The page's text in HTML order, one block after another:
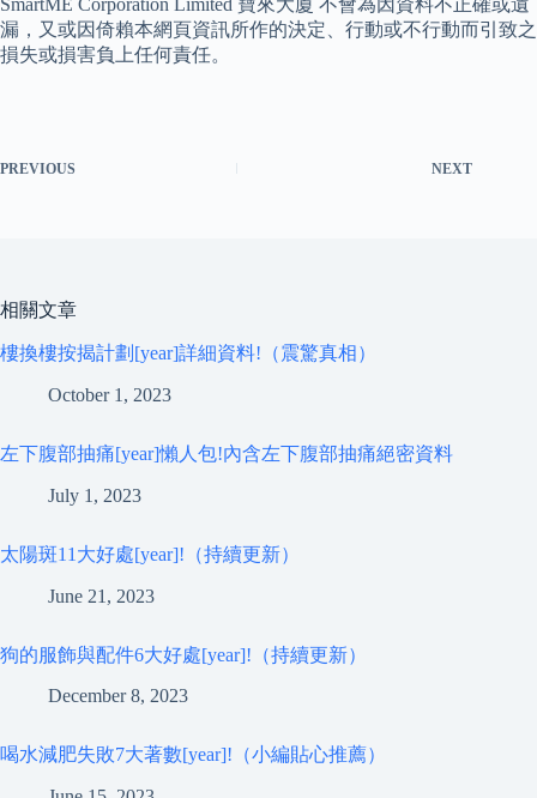
SmartME Corporation Limited 寶來大廈 不會為因資料不正確或遺
漏，又或因倚賴本網頁資訊所作的決定、行動或不行動而引致之
損失或損害負上任何責任。
PREVIOUS NEXT
相關文章
樓換樓按揭計劃[year]詳細資料!（震驚真相）
October 1, 2023
左下腹部抽痛[year]懶人包!內含左下腹部抽痛絕密資料
July 1, 2023
太陽斑11大好處[year]!（持續更新）
June 21, 2023
狗的服飾與配件6大好處[year]!（持續更新）
December 8, 2023
喝水減肥失敗7大著數[year]!（小編貼心推薦）